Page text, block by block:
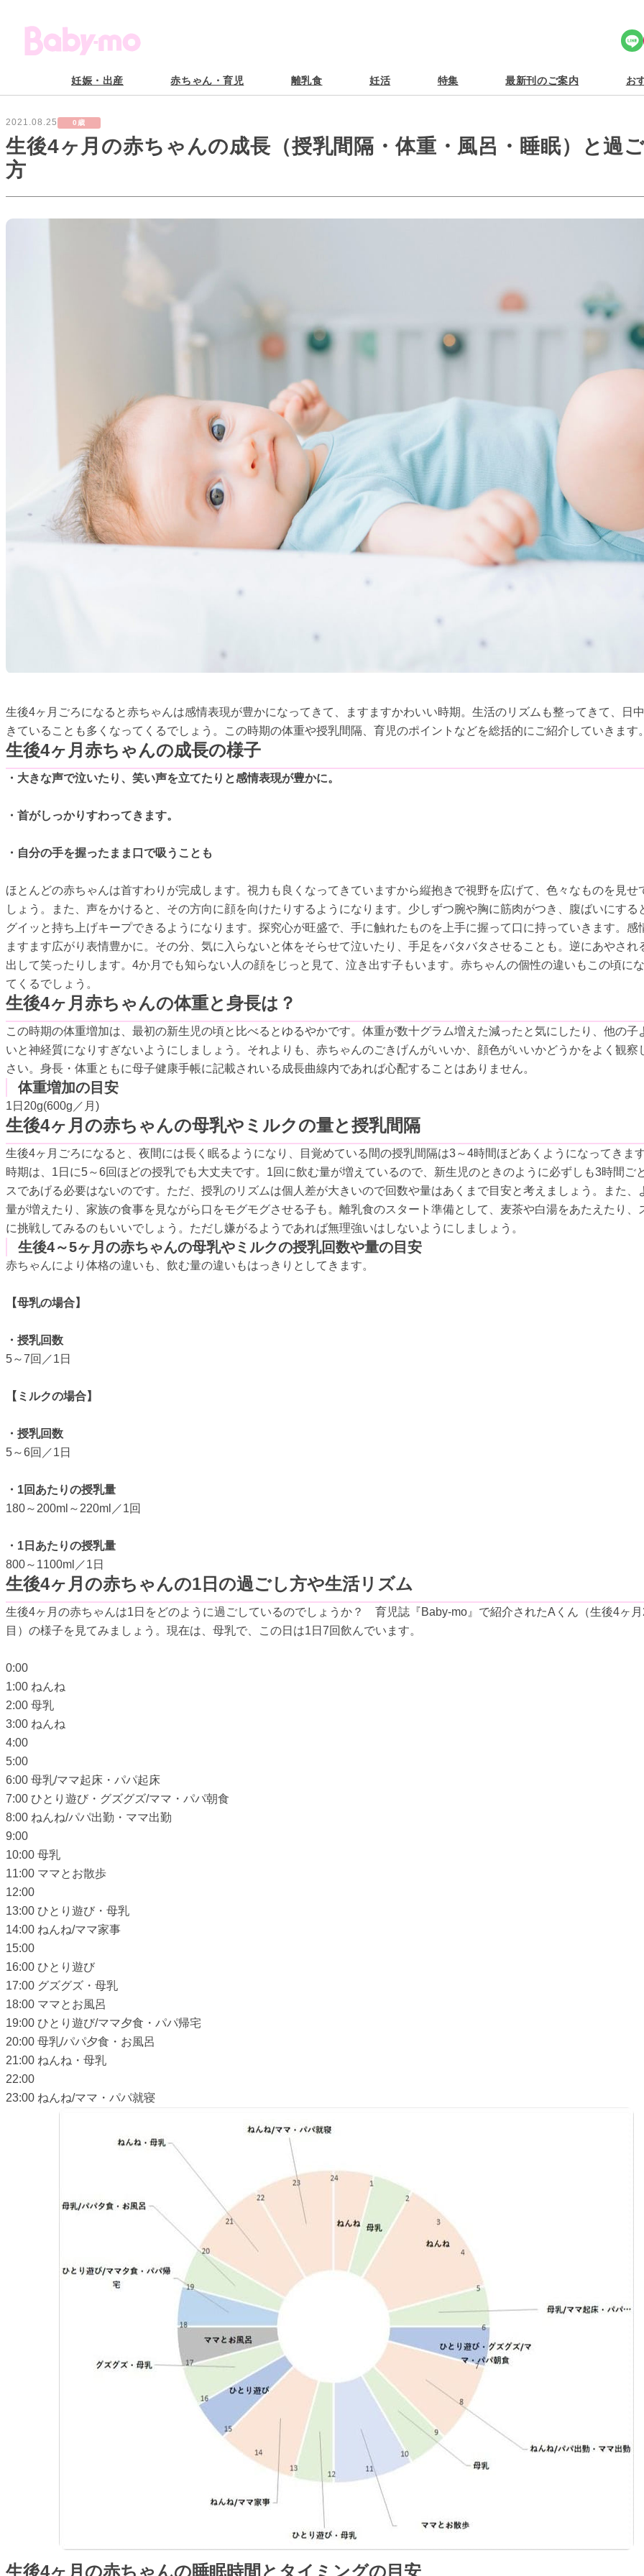
Share Icon
妊娠・出産 赤ちゃん・育児 離乳食 妊活 特集 最新刊のご案内 お
2021.08.25 0歳
生後4ヶ月の赤ちゃんの成長（授乳間隔・体重・風呂・睡眠）と過
方
生後4ヶ月ごろになると赤ちゃんは感情表現が豊かになってきて、ますますかわいい時期。生活のリズムも整ってきて、日
きていることも多くなってくるでしょう。この時期の体重や授乳間隔、育児のポイントなどを総括的にご紹介していきます
生後4ヶ月赤ちゃんの成長の様子
・大きな声で泣いたり、笑い声を立てたりと感情表現が豊かに。
・首がしっかりすわってきます。
・自分の手を握ったまま口で吸うことも
ほとんどの赤ちゃんは首すわりが完成します。視力も良くなってきていますから縦抱きで視野を広げて、色々なものを見せ
しょう。また、声をかけると、その方向に顔を向けたりするようになります。少しずつ腕や胸に筋肉がつき、腹ばいにする
グイッと持ち上げキープできるようになります。探究心が旺盛で、手に触れたものを上手に握って口に持っていきます。感
ますます広がり表情豊かに。その分、気に入らないと体をそらせて泣いたり、手足をバタバタさせることも。逆にあやされ
出して笑ったりします。4か月でも知らない人の顔をじっと見て、泣き出す子もいます。赤ちゃんの個性の違いもこの頃に
てくるでしょう。
生後4ヶ月赤ちゃんの体重と身長は？
この時期の体重増加は、最初の新生児の頃と比べるとゆるやかです。体重が数十グラム増えた減ったと気にしたり、他の子
いと神経質になりすぎないようにしましょう。それよりも、赤ちゃんのごきげんがいいか、顔色がいいかどうかをよく観察
さい。身長・体重ともに母子健康手帳に記載されいる成長曲線内であれば心配することはありません。
体重増加の目安
1日20g(600g／月)
生後4ヶ月の赤ちゃんの母乳やミルクの量と授乳間隔
生後4ヶ月ごろになると、夜間には長く眠るようになり、目覚めている間の授乳間隔は3～4時間ほどあくようになってきま
時期は、1日に5～6回ほどの授乳でも大丈夫です。1回に飲む量が増えているので、新生児のときのように必ずしも3時間ご
スであげる必要はないのです。ただ、授乳のリズムは個人差が大きいので回数や量はあくまで目安と考えましょう。また、
量が増えたり、家族の食事を見ながら口をモグモグさせる子も。離乳食のスタート準備として、麦茶や白湯をあたえたり、
に挑戦してみるのもいいでしょう。ただし嫌がるようであれば無理強いはしないようにしましょう。
生後4～5ヶ月の赤ちゃんの母乳やミルクの授乳回数や量の目安
赤ちゃんにより体格の違いも、飲む量の違いもはっきりとしてきます。
【母乳の場合】
・授乳回数
5～7回／1日
【ミルクの場合】
・授乳回数
5～6回／1日
・1回あたりの授乳量
180～200ml～220ml／1回
・1日あたりの授乳量
800～1100ml／1日
生後4ヶ月の赤ちゃんの1日の過ごし方や生活リズム
生後4ヶ月の赤ちゃんは1日をどのように過ごしているのでしょうか？ 育児誌『Baby-mo』で紹介されたAくん（生後4ヶ
目）の様子を見てみましょう。現在は、母乳で、この日は1日7回飲んでいます。
0:00
1:00 ねんね
2:00 母乳
3:00 ねんね
4:00
5:00
6:00 母乳/ママ起床・パパ起床
7:00 ひとり遊び・グズグズ/ママ・パパ朝食
8:00 ねんね/パパ出勤・ママ出勤
9:00
10:00 母乳
11:00 ママとお散歩
12:00
13:00 ひとり遊び・母乳
14:00 ねんね/ママ家事
15:00
16:00 ひとり遊び
17:00 グズグズ・母乳
18:00 ママとお風呂
19:00 ひとり遊び/ママ夕食・パパ帰宅
20:00 母乳/パパ夕食・お風呂
21:00 ねんね・母乳
22:00
23:00 ねんね/ママ・パパ就寝
生後4ヶ月の赤ちゃんの睡眠時間とタイミングの目安